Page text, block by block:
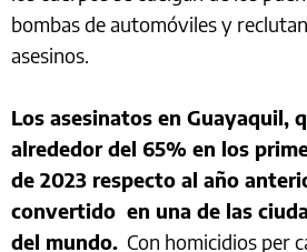
bombas de automóviles y
asesinos.
Los asesinatos en Guayaquil,
alrededor del 65% en los
de 2023 respecto al año
convertido en una de las
del mundo. Con homicidios per